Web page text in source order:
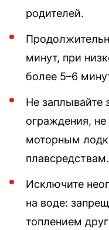
родителей.
минут, при
более 5–6
Не заплывайте
ограждения,
моторным
плавсредствам.
Исключите
на воде:
топлением